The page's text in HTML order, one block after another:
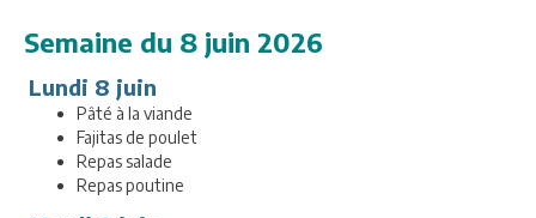
Semaine du 8 juin 2026
Lundi 8 juin
Pâté à la viande
Fajitas de poulet
Repas salade
Repas poutine